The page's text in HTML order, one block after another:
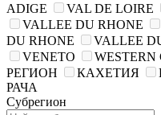
ADIGE
VAL DE LOIRE
VALLEE DU RHONE
DU RHONE
VALLEE
VENETO
WESTERN
РЕГИОН
КАХЕТИЯ
РАЧА
Субрегион